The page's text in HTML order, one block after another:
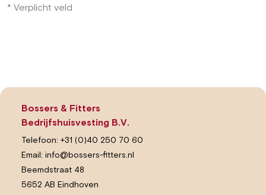
* Verplicht veld
Bossers & Fitters
Bedrijfshuisvesting B.V.
Telefoon: +31 (0)40 250 70 60
Email: info@bossers-fitters.nl
Beemdstraat 48
5652 AB Eindhoven